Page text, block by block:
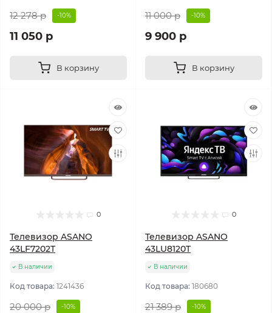
12 278 р -10%
11 050 р
В корзину
11 000 р -10%
9 900 р
В корзину
0
Телевизор ASANO
43LF7202T
В наличии
Код товара: 1241436
20 000 р -10%
0
Телевизор ASANO
43LU8120T
В наличии
Код товара: 180680
21 389 р -10%